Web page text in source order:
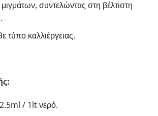
συντελώντας στη βέλτιστη
τύπο καλλιέργειας.
/ 1lt νερό.